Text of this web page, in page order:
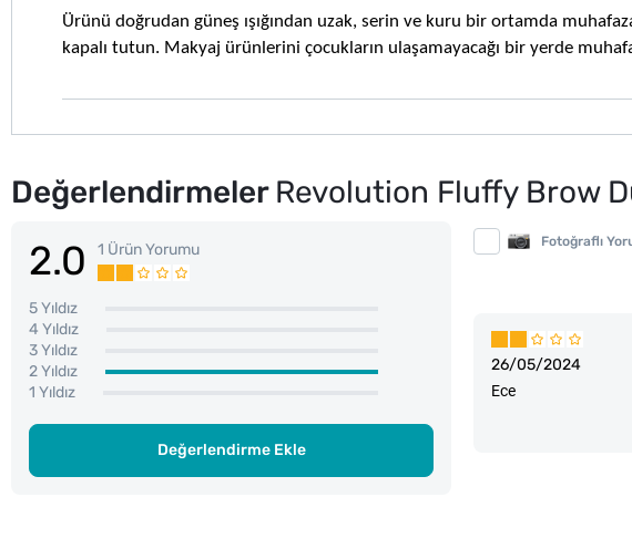
Ürünü doğrudan güneş ışığından uzak, serin ve kuru bir ortamda
kapalı tutun. Makyaj ürünlerini çocukların ulaşamayacağı bir yerde
Değerlendirmeler Revolution Fluffy Brow
2.0 1 Ürün Yorumu
5 Yıldız
4 Yıldız
3 Yıldız
2 Yıldız
1 Yıldız
Değerlendirme Ekle
Fotoğraflı
26/05/2024
Ece